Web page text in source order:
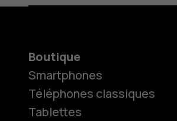
Boutique
Smartphones
Téléphones classiques
Tablettes